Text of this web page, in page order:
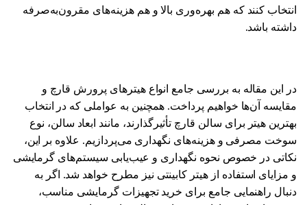
انتخاب کنند که هم بهره‌وری بالا و هم هزینه‌های مقرون‌به‌صرفه
داشته باشد.
در این مقاله به بررسی جامع انواع هیترهای پرورش قارچ و
مقایسه آن‌ها خواهیم پرداخت. همچنین به عواملی که در انتخاب
بهترین هیتر برای سالن قارچ تأثیرگذارند، مانند ابعاد سالن، نوع
سوخت مصرفی و هزینه‌های نگهداری می‌پردازیم. علاوه بر این،
نکاتی در خصوص نحوه نگهداری و عیب‌یابی سیستم‌های گرمایشی
و مزایای استفاده از هیتر کابینتی نیز مطرح خواهد شد. اگر به
دنبال راهنمایی جامع برای خرید تجهیزات گرمایشی مناسب،